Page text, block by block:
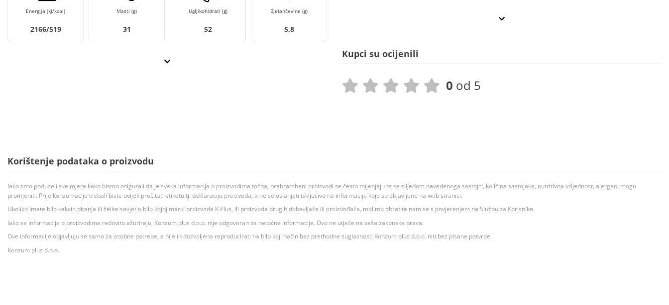
Energija (kJ/kcal)
2166/519
Masti (g)
31
Ugljikohidrati (g)
52
Bjelančevine (g)
5,8
Kupci su ocijenili
0 od 5
Korištenje podataka o proizvodu
Iako smo poduzeli sve mjere kako bismo osigurali da je svaka informacija o proizvodima točna, prehrambeni proizvodi se često mijenjaju te se slijedom navedenoga sastojci, količina sastojaka, nutritivna vrijednost, alergeni mogu
promjeniti. Prije konzumacije trebali biste uvijek pročitati etiketu tj. deklaraciju proizvoda, a ne se oslanjati isključivo na informacije koje su objavljene na web stranici.
Ukoliko imate bilo kakvih pitanja ili želite savjet o bilo kojoj marki proizvoda K Plus, ili proizvoda drugih dobavljača ili proizvođača, molimo obratite nam se s povjerenjem na Službu za Korisnike.
Iako se informacije o proizvodima redovito ažuriraju, Konzum plus d.o.o. nije odgovoran za netočne informacije. Ovo ne utječe na vaša zakonska prava.
Ove informacije objavljuju se samo za osobne potrebe, a nije ih dozvoljeno reproducirati na bilo koji način bez prethodne suglasnosti Konzum plus d.o.o. niti bez pisane potvrde.
Konzum plus d.o.o.